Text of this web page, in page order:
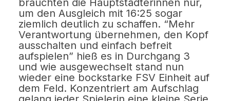
brauchten die Hauptstädterinnen nur,
um den Ausgleich mit 16:25 sogar
ziemlich deutlich zu schaffen. “Mehr
Verantwortung übernehmen, den Kopf
ausschalten und einfach befreit
aufspielen” hieß es in Durchgang 3
und wie ausgewechselt stand nun
wieder eine bockstarke FSV Einheit auf
dem Feld. Konzentriert am Aufschlag